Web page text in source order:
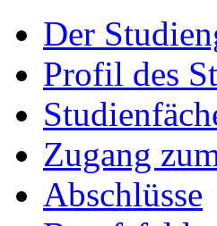
Der
Profil des
Zugang
Abschlüsse